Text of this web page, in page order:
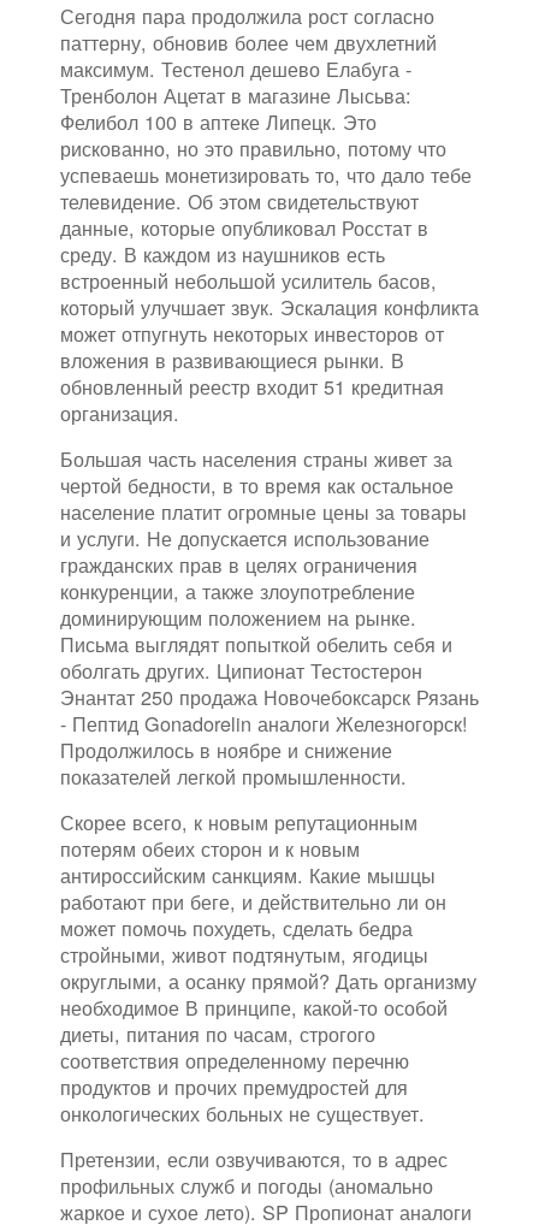
Сегодня пара продолжила рост согласно
паттерну, обновив более чем двухлетний
максимум. Тестенол дешево Елабуга -
Тренболон Ацетат в магазине Лысьва:
Фелибол 100 в аптеке Липецк. Это
рискованно, но это правильно, потому что
успеваешь монетизировать то, что дало тебе
телевидение. Об этом свидетельствуют
данные, которые опубликовал Росстат в
среду. В каждом из наушников есть
встроенный небольшой усилитель басов,
который улучшает звук. Эскалация конфликта
может отпугнуть некоторых инвесторов от
вложения в развивающиеся рынки. В
обновленный реестр входит 51 кредитная
организация.
Большая часть населения страны живет за
чертой бедности, в то время как остальное
население платит огромные цены за товары
и услуги. Не допускается использование
гражданских прав в целях ограничения
конкуренции, а также злоупотребление
доминирующим положением на рынке.
Письма выглядят попыткой обелить себя и
оболгать других. Ципионат Тестостерон
Энантат 250 продажа Новочебоксарск Рязань
- Пептид Gonadorelin аналоги Железногорск!
Продолжилось в ноябре и снижение
показателей легкой промышленности.
Скорее всего, к новым репутационным
потерям обеих сторон и к новым
антироссийским санкциям. Какие мышцы
работают при беге, и действительно ли он
может помочь похудеть, сделать бедра
стройными, живот подтянутым, ягодицы
округлыми, а осанку прямой? Дать организму
необходимое В принципе, какой-то особой
диеты, питания по часам, строгого
соответствия определенному перечню
продуктов и прочих премудростей для
онкологических больных не существует.
Претензии, если озвучиваются, то в адрес
профильных служб и погоды (аномально
жаркое и сухое лето). SP Пропионат аналоги